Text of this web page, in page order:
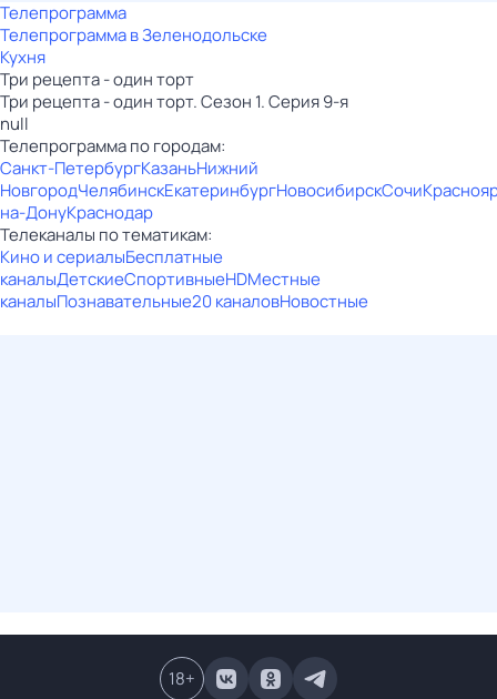
Телепрограмма
Телепрограмма в Зеленодольске
Кухня
Три рецепта - один торт
Три рецепта - один торт. Сезон 1. Серия 9-я
null
Телепрограмма по городам:
Санкт-ПетербургКазаньНижний
НовгородЧелябинскЕкатеринбургНовосибирскСочи
на-ДонуКраснодар
Телеканалы по тематикам:
Кино и сериалыБесплатные
каналыДетскиеСпортивныеHDМестные
каналыПознавательные20 каналовНовостные
18+